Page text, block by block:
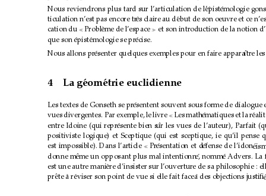
Nous reviendrons plus tard sur l’articulation de l’´
epist´
emologie
ticulation n’est pas encore tr`
es claire au d´ebut de son oeuvre et ce
cation du
 Probl`
eme de l’espace  et son introduction de la notion
que son ´
epist´
emologie se pr´
ecise.
Nous allons pr´
esenter quelques exemples pour en faire apparaˆ
ıtre
4 La g´
eom´
etrie euclidienne
Les textes de Gonseth se pr´
esentent souvent sous forme de dialogue
vues divergentes. Par exemple, le livre  Les math´
ematiques et la r´
ealit
entre Idoine (qui repr´
esente bien s ˆ
ur les vues de l’auteur), Parfait
positiviste logique) et Sceptique (qui est sceptique, ie qu’il pense
est impossible). Dans l’article
 Pr´
esentation et d´
efense de l’idon´
donne mˆ
eme un opposant plus mal intentionn´
e, nomm´
e Advers. La
est une autre mani`
ere d’insister sur l’ouverture de sa philosophie :
prˆ
ete `
a r´eviser son point de vue si elle fait face `
a des objections justiﬁ